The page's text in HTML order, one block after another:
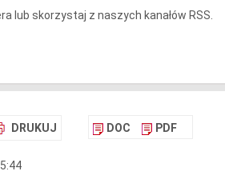
lub skorzystaj z naszych kanałów RSS.
DRUKUJ DOC PDF